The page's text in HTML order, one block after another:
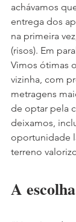
achávamos
entrega dos
na primeira
(risos). Em
Vimos ótimas
vizinha, com
metragens
de optar pela
deixamos,
oportunidade
terreno
A escolha